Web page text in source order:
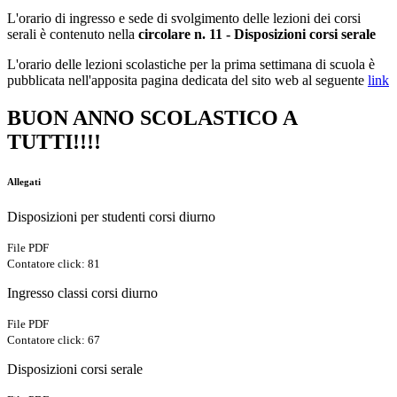
L'orario di ingresso e sede di svolgimento delle lezioni dei corsi
serali è contenuto nella circolare n. 11 - Disposizioni corsi serale
L'orario delle lezioni scolastiche per la prima settimana di scuola è
pubblicata nell'apposita pagina dedicata del sito web al seguente link
BUON ANNO SCOLASTICO A
TUTTI!!!!
Allegati
Disposizioni per studenti corsi diurno
File PDF
Contatore click: 81
Ingresso classi corsi diurno
File PDF
Contatore click: 67
Disposizioni corsi serale